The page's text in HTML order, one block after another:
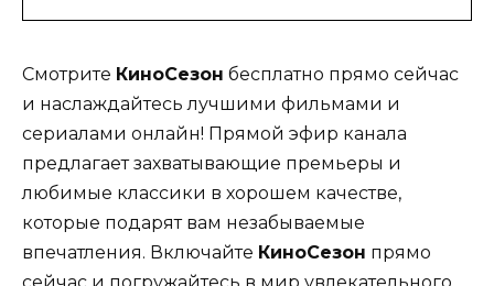
Смотрите КиноСезон бесплатно прямо сейчас
и наслаждайтесь лучшими фильмами и
сериалами онлайн! Прямой эфир канала
предлагает захватывающие премьеры и
любимые классики в хорошем качестве,
которые подарят вам незабываемые
впечатления. Включайте КиноСезон прямо